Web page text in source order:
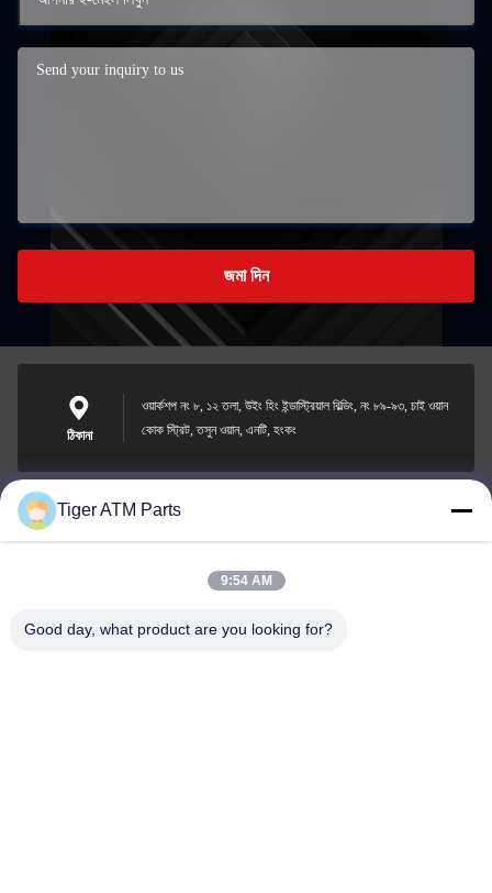
জমা দিন
ঠিকানা
ওয়ার্কশপ নং ৮, ১২ তলা, উইং হিং ইন্ডাস্ট্রিয়াল বিল্ডিং, নং ৮৯-৯৩, চাই ওয়ান
কোক স্ট্রিট, তসুন ওয়ান, এনটি, হংকং
sales@atmpart.com.cn
Tiger ATM Parts
9:54 AM
Good day, what product are you looking for?